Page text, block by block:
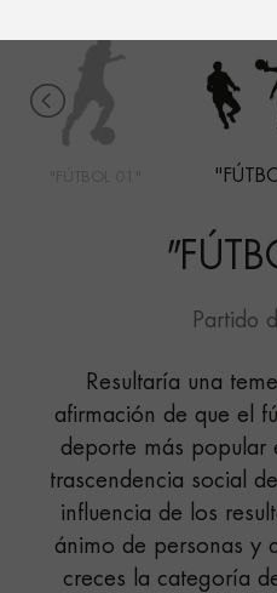
"
Partido
Resultaría una
afirmación de que el
deporte más popular
trascendencia social
influencia de los
ánimo de personas y
creces la categoría